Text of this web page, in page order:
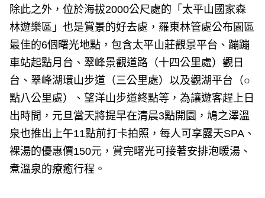
除此之外，位於海拔2000公尺處的「太平山國家森
林遊樂區」也是賞景的好去處，羅東林管處公布園區
最佳的6個曙光地點，包含太平山莊觀景平台、蹦蹦
車站起點月台、翠峰景觀道路（十四公里處）觀日
台、翠峰湖環山步道（三公里處）以及觀湖平台（○
點八公里處）、望洋山步道終點等，為讓遊客趕上日
出時間，元旦當天將提早在清晨3點開園，鳩之澤溫
泉也推出上午11點前打卡拍照，每人可享露天SPA、
裸湯的優惠價150元，賞完曙光可接著安排泡暖湯、
煮溫泉的療癒行程。